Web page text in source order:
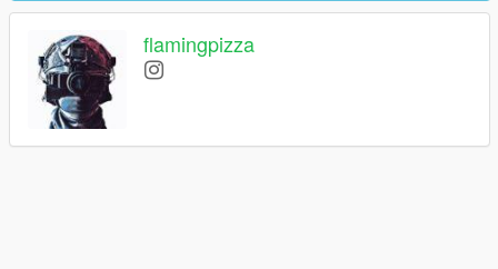
flamingpizza